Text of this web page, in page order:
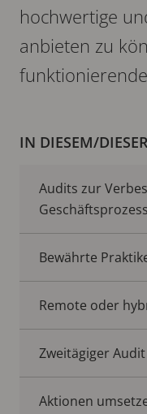
hochwertige
anbieten zu
IN DIESEM/
Audits zur
Bewährte
Remote oder
Zweitägiger
Aktionen